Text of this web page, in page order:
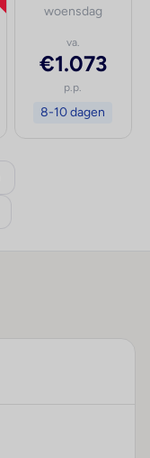
woensdag
va.
€1.073
p.p.
8-10 dagen